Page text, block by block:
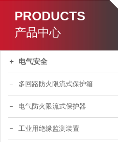
PRODUCTS
产品中心
电气安全
多回路防火限流式保护箱
电气防火限流式保护器
工业用绝缘监测装置